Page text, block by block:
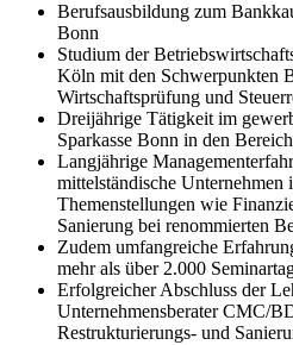
Berufsausbildung zum
Bonn
Studium der
Köln mit den Schwerpunkten
Wirtschaftsprüfung und
Dreijährige Tätigkeit im
Sparkasse Bonn in den
Langjährige
mittelständische
Themenstellungen wie
Sanierung bei renommierten
Zudem umfangreiche
mehr als über 2.000
Erfolgreicher Abschluss der
Unternehmensberater CMC/
Restrukturierungs- und